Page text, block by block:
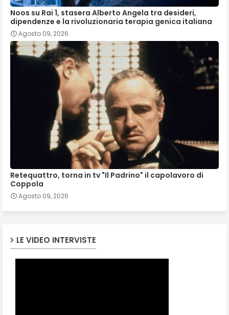
Noos su Rai 1, stasera Alberto Angela tra desideri,
dipendenze e la rivoluzionaria terapia genica italiana
Agosto 09, 2026
Retequattro, torna in tv "Il Padrino" il capolavoro di
Coppola
Agosto 09, 2026
LE VIDEO INTERVISTE